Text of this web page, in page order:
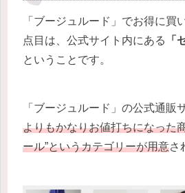
「ブージュルード」でお得に
点目は、公式サイト内にある
「
ということです。
「ブージュルード」の公式通販
よりもかなりお値打ちになった
ール”というカテゴリーが用意さ